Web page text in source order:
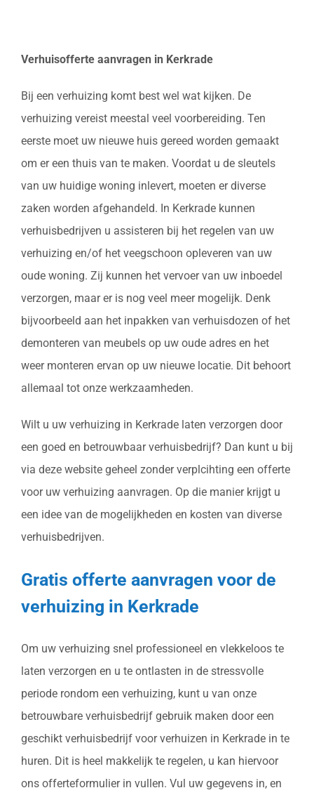
Verhuisofferte aanvragen in Kerkrade
Bij een verhuizing komt best wel wat kijken. De
verhuizing vereist meestal veel voorbereiding. Ten
eerste moet uw nieuwe huis gereed worden gemaakt
om er een thuis van te maken. Voordat u de sleutels
van uw huidige woning inlevert, moeten er diverse
zaken worden afgehandeld. In Kerkrade kunnen
verhuisbedrijven u assisteren bij het regelen van uw
verhuizing en/of het veegschoon opleveren van uw
oude woning. Zij kunnen het vervoer van uw inboedel
verzorgen, maar er is nog veel meer mogelijk. Denk
bijvoorbeeld aan het inpakken van verhuisdozen of het
demonteren van meubels op uw oude adres en het
weer monteren ervan op uw nieuwe locatie. Dit behoort
allemaal tot onze werkzaamheden.
Wilt u uw verhuizing in Kerkrade laten verzorgen door
een goed en betrouwbaar verhuisbedrijf? Dan kunt u bij
via deze website geheel zonder verplcihting een offerte
voor uw verhuizing aanvragen. Op die manier krijgt u
een idee van de mogelijkheden en kosten van diverse
verhuisbedrijven.
Gratis offerte aanvragen voor de
verhuizing in Kerkrade
Om uw verhuizing snel professioneel en vlekkeloos te
laten verzorgen en u te ontlasten in de stressvolle
periode rondom een verhuizing, kunt u van onze
betrouwbare verhuisbedrijf gebruik maken door een
geschikt verhuisbedrijf voor verhuizen in Kerkrade in te
huren. Dit is heel makkelijk te regelen, u kan hiervoor
ons offerteformulier in vullen. Vul uw gegevens in, en